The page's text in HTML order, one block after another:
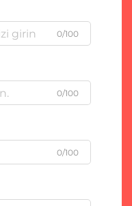
0/100
0/100
0/100